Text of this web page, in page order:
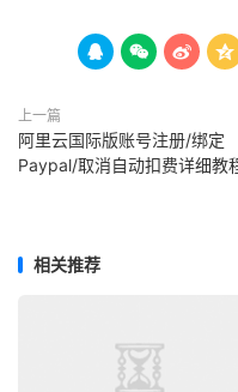
   
上一篇
阿里云国际版账号注册/绑定
Paypal/取消自动扣费详细教
相关推荐